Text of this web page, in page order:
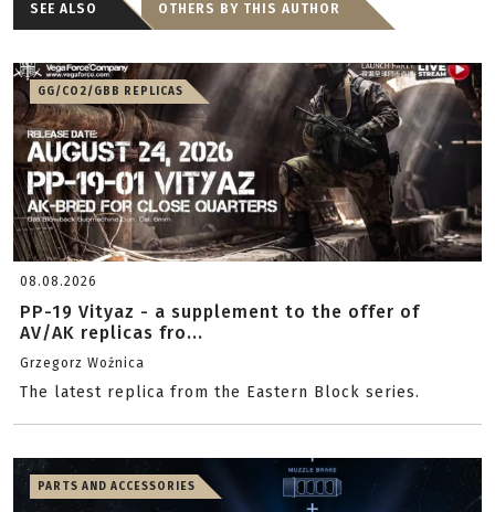
SEE ALSO OTHERS BY THIS AUTHOR
GG/CO2/GBB REPLICAS
08.08.2026
PP-19 Vityaz - a supplement to the offer of
AV/AK replicas fro...
Grzegorz Woźnica
The latest replica from the Eastern Block series.
PARTS AND ACCESSORIES